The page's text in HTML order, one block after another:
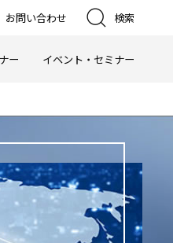
お問い合わせ 検索
ー イベント・セミナー